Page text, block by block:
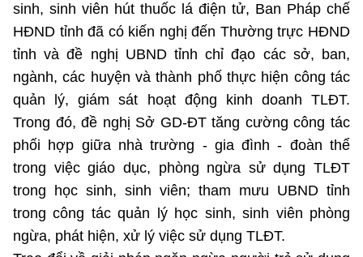
sinh, sinh viên hút thuốc lá điện tử, Ban Pháp chế
HĐND tỉnh đã có kiến nghị đến Thường trực HĐND
tỉnh và đề nghị UBND tỉnh chỉ đạo các sở, ban,
ngành, các huyện và thành phố thực hiện công tác
quản lý, giám sát hoạt động kinh doanh TLĐT.
Trong đó, đề nghị Sở GD-ĐT tăng cường công tác
phối hợp giữa nhà trường - gia đình - đoàn thể
trong việc giáo dục, phòng ngừa sử dụng TLĐT
trong học sinh, sinh viên; tham mưu UBND tỉnh
trong công tác quản lý học sinh, sinh viên phòng
ngừa, phát hiện, xử lý việc sử dụng TLĐT.